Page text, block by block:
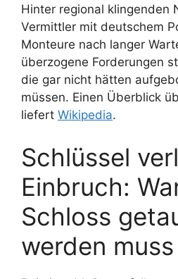
Hinter regional klingenden
Vermittler mit deutschem
Monteure nach langer
überzogene Forderungen
die gar nicht hätten
müssen. Einen Überblick
liefert Wikipedia.
Schlüssel
Einbruch:
Schloss
werden muss